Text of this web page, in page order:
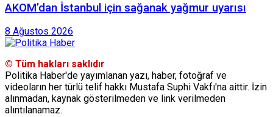
AKOM’dan İstanbul için sağanak yağmur uyarısı
8 Ağustos 2026
© Tüm hakları saklıdır
Politika Haber'de yayımlanan yazı, haber, fotoğraf ve
videoların her türlü telif hakkı Mustafa Suphi Vakfı'na aittir. İzin
alınmadan, kaynak gösterilmeden ve link verilmeden
alıntılanamaz.